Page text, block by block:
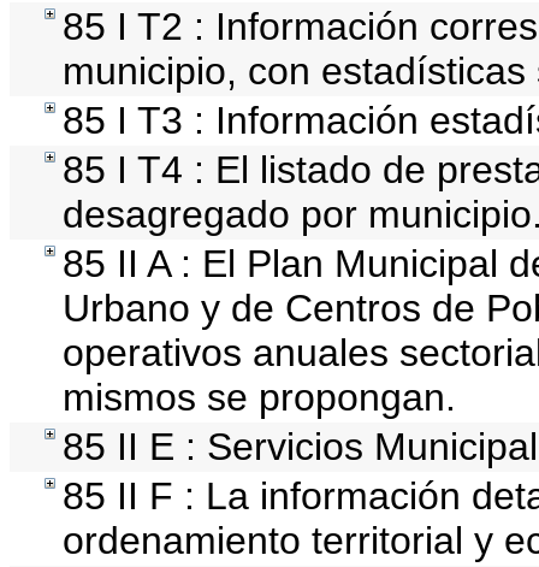
85 I T2 : Información
municipio, con
85 I T3 : Información
85 I T4 : El listado de
desagregado por
85 II A : El Plan Municipal
Urbano y de Centros de
operativos anuales
mismos se propongan.
85 II E : Servicios
85 II F : La información
ordenamiento territorial y